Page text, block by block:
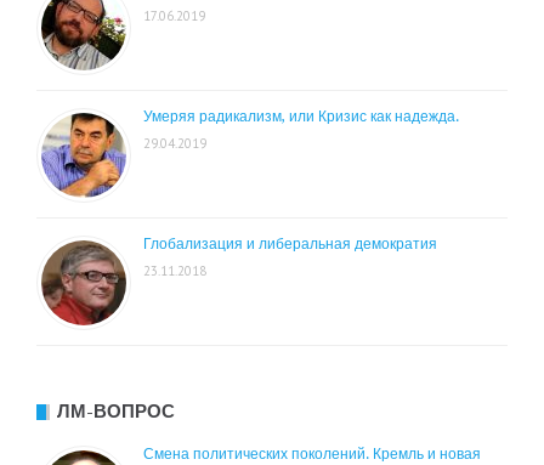
17.06.2019
Умеряя радикализм, или Кризис как надежда.
29.04.2019
Глобализация и либеральная демократия
23.11.2018
ЛМ-ВОПРОС
Смена политических поколений. Кремль и новая